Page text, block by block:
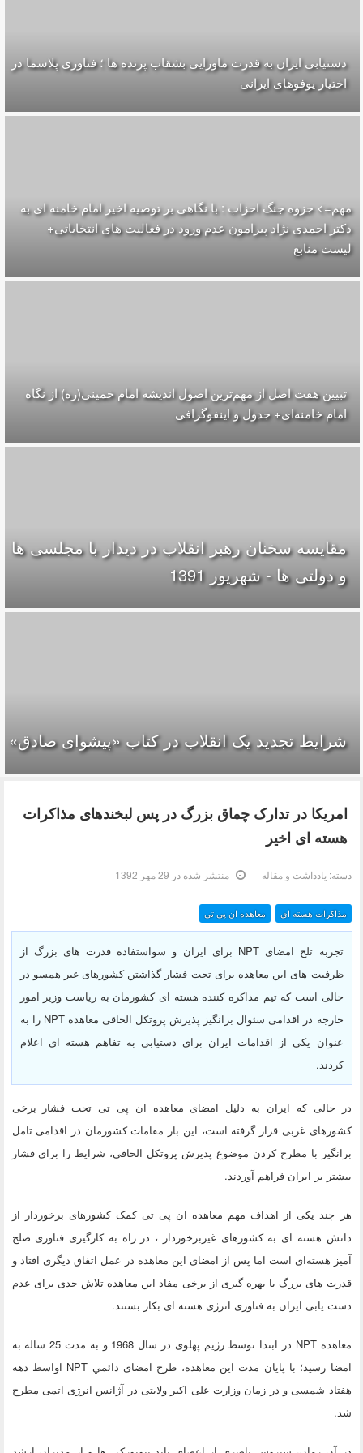
دستیابی ایران به قدرت ماورایی بشقاب پرنده ها ؛ فناوری پلاسما در
اختیار یوفوهای ایرانی
مهم=> جزوه جنگ احزاب : با نگاهی بر توصیه اخیر امام خامنه ای به
دکتر احمدی نژاد پیرامون عدم ورود در فعالیت های انتخاباتی+
لیست منابع
تبیین هفت اصل از مهم‌ترین اصول اندیشه امام خمینی(ره) از نگاه
امام خامنه‌ای+ جدول و اینفوگرافی
مقایسه سخنان رهبر انقلاب در دیدار با مجلسی ها
و دولتی ها - شهریور 1391
شرایط تجدید یک انقلاب در کتاب «پیشوای صادق»
امریکا در تدارک چماق بزرگ در پس لبخندهای مذاکرات
هسته ای اخیر
دسته:یادداشت و مقاله منتشر شده در 29 مهر 1392
مذاکرات هسته ای معاهده ان پی تی
تجربه تلخ امضای NPT برای ایران و سواستفاده قدرت های بزرگ از
ظرفیت های این معاهده برای تحت فشار گذاشتن کشورهای غیر همسو در
حالی است که تیم مذاکره کننده هسته ای کشورمان به ریاست وزیر امور
خارجه در اقدامی سئوال برانگیز پذیرش پروتکل الحاقی معاهده NPT را به
عنوان یکی از اقدامات ایران برای دستیابی به تفاهم هسته ای اعلام
کردند.
در حالی که ایران به دلیل امضای معاهده ان پی تی تحت فشار برخی
کشورهای غربی قرار گرفته است، این بار مقامات کشورمان در اقدامی تامل
برانگیر با مطرح کردن موضوع پذیرش پروتکل الحاقی، شرایط را برای فشار
بیشتر بر ایران فراهم آوردند.
هر چند یکی از اهداف مهم معاهده ان پی تی کمک کشورهای برخوردار از
دانش هسته ای به کشورهای غیربرخوردار ، در راه به کارگیری فناوری صلح
آمیز هسته‌ای است اما پس از امضای این معاهده در عمل اتفاق دیگری افتاد و
قدرت های بزرگ با بهره گیری از برخی مفاد این معاهده تلاش جدی برای عدم
دست یابی ایران به فناوری انرژی هسته ای بکار بستند.
معاهده NPT در ابتدا توسط رژيم پهلوی در سال 1968 و به مدت 25 ساله به
امضا رسید؛ با پايان مدت این معاهده، طرح امضای دائمي NPT اواسط دهه
هفتاد شمسی و در زمان وزارت علی اکبر ولایتی در آژانس انرژی اتمی مطرح
شد.